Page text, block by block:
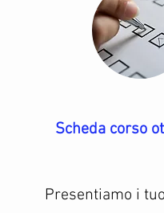
Scheda corso
Presentiamo i